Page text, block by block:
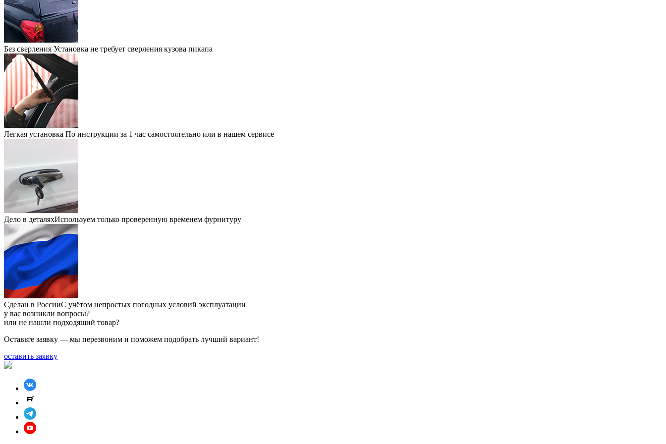
Без сверления Установка не требует сверления кузова пикапа
Легкая установка По инструкции за 1 час самостоятельно или в нашем сервисе
Дело в деталяхИспользуем только проверенную временем фурнитуру
Сделан в РоссииС учётом непростых погодных условий эксплуатации
у вас возникли вопросы?
или не нашли подходящий товар?
Оставьте заявку — мы перезвоним и поможем подобрать лучший вариант!
оставить заявку